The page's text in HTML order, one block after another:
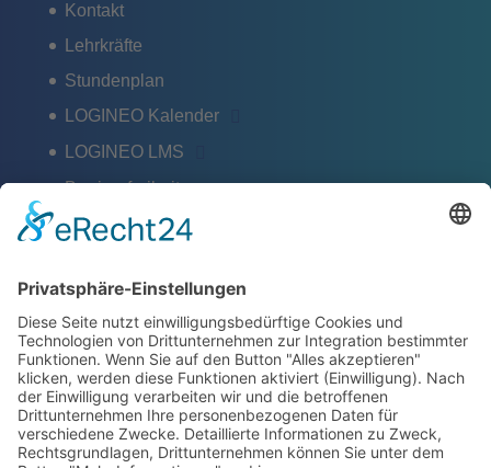
Kontakt
Lehrkräfte
Stundenplan
LOGINEO Kalender
LOGINEO LMS
Barrierefreiheit
Schlagworte
Datenschutz
ZERTIFIKATE